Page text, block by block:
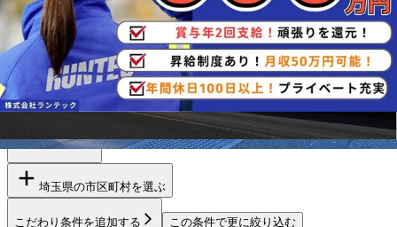
ドライバー求人を探す
栃木県群馬県千葉県東京都神奈川県茨城県
勤務エリア
都道府県を変更
埼玉県の市区町村を選ぶ
こだわり条件を追加する この条件で更に絞り込む